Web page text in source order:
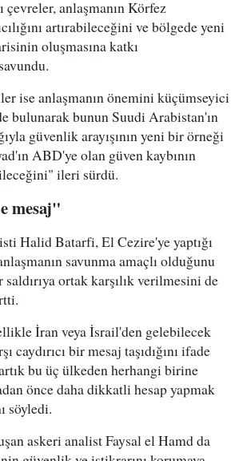
çevreler, anlaşmanın Körfez
artırabileceğini ve bölgede yeni
oluşmasına katkı
ise anlaşmanın önemini küçümseyici
bulunarak bunun Suudi Arabistan'ın
güvenlik arayışının yeni bir örneği
ABD'ye olan güven kaybının
ileri sürdü.
mesaj"
Halid Batarfi, El Cezire'ye yaptığı
savunma amaçlı olduğunu
ortak karşılık verilmesini de
İran veya İsrail'den gelebilecek
caydırıcı bir mesaj taşıdığını ifade
bu üç ülkeden herhangi birine
önce daha dikkatli hesap yapmak
söyledi.
askeri analist Faysal el Hamd da